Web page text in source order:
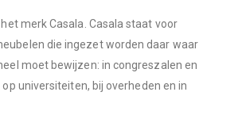
het merk Casala. Casala staat voor
die ingezet worden daar waar
moet bewijzen: in congreszalen en
universiteiten, bij overheden en in